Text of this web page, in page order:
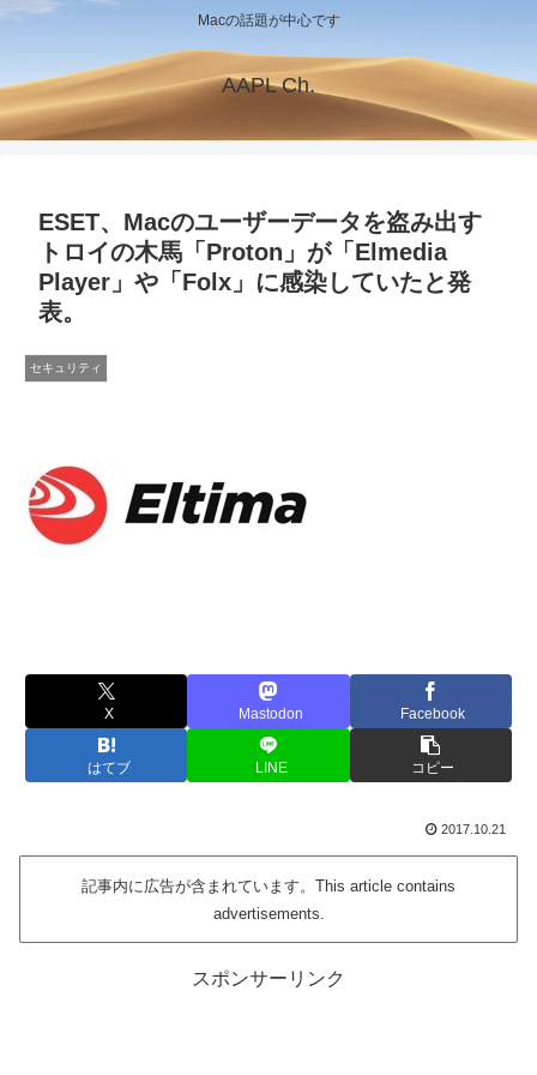
Macの話題が中心です
AAPL Ch.
ESET、Macのユーザーデータを盗み出す
トロイの木馬「Proton」が「Elmedia
Player」や「Folx」に感染していたと発
表。
セキュリティ
X Mastodon Facebook
はてブ LINE コピー
2017.10.21
記事内に広告が含まれています。This article contains
advertisements.
スポンサーリンク